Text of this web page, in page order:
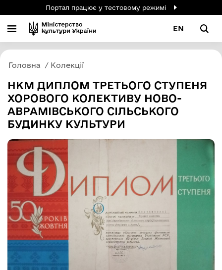
Портал працює у тестовому режимі
EN
Головна Колекції
НКМ ДИПЛОМ ТРЕТЬОГО СТУПЕНЯ
ХОРОВОГО КОЛЕКТИВУ НОВО-
АВРАМІВСЬКОГО СІЛЬСЬКОГО
БУДИНКУ КУЛЬТУРИ